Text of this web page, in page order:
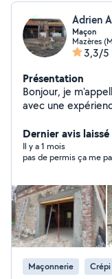
Adrien
Maçon
Mazères
3,3/5
Présentation
Bonjour, je
avec une
réalisation de
clôture en parpaing, béton - réalisation
ou
ancienne,
faîtage, rives, gouttière,descente de dallle, nettoyage
de toiture. - petite
pose de pavés,
pelouse - désherbage manuellement - taillage de haie,
évacuation déchets verts - évacuation
aide transport
Dernier avis
Il y a 1 mois
pas de
Maçonnerie